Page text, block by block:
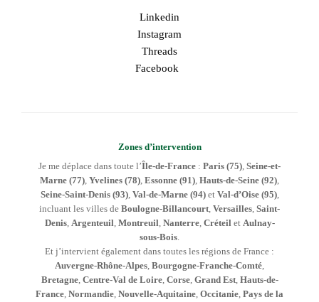
Linkedin
Instagram
Threads
Facebook
Zones d’intervention
Je me déplace dans toute l’Île-de-France : Paris (75), Seine-et-
Marne (77), Yvelines (78), Essonne (91), Hauts-de-Seine (92),
Seine-Saint-Denis (93), Val-de-Marne (94)et Val-d’Oise (95),
incluant les villes de Boulogne-Billancourt, Versailles, Saint-
Denis, Argenteuil, Montreuil, Nanterre, Créteilet Aulnay-
sous-Bois.
Et j’intervient également dans toutes les régions de France :
Auvergne-Rhône-Alpes, Bourgogne-Franche-Comté,
Bretagne, Centre-Val de Loire, Corse, Grand Est, Hauts-de-
France, Normandie, Nouvelle-Aquitaine, Occitanie, Pays de la